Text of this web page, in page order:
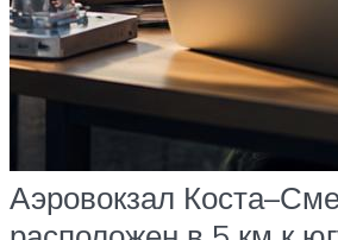
Аэровокзал